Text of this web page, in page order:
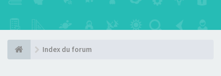
Index du forum